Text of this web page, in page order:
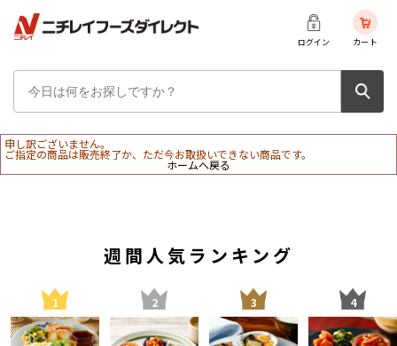
ログイン カート
申し訳ございません。
ご指定の商品は販売終了か、ただ今お取扱いできない商品です。
ホームへ戻る
週間人気ランキング
1 2 3 4